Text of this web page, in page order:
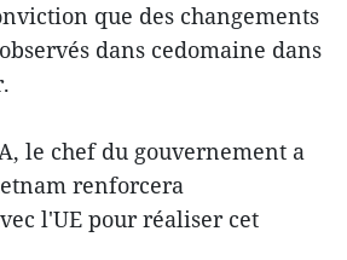
que des changements
dans cedomaine dans
le chef du gouvernement a
renforcera
l'UE pour réaliser cet